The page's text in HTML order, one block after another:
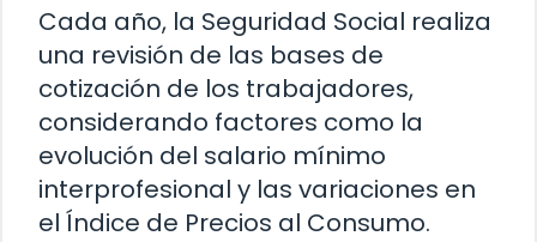
Cada año, la Seguridad Social realiza
una revisión de las bases de
cotización de los trabajadores,
considerando factores como la
evolución del salario mínimo
interprofesional y las variaciones en
el Índice de Precios al Consumo.